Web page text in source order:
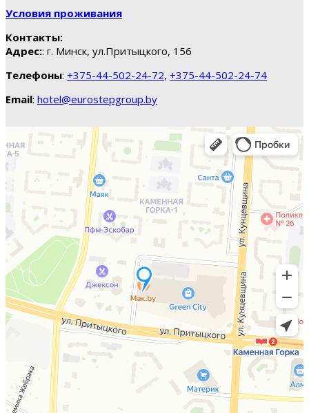
Условия проживания
Контакты:
Адрес:: г. Минск, ул.Притыцкого, 156
Телефоны: +375-44-502-24-72, +375-44-502-24-74
Email: hotel@eurostepgroup.by